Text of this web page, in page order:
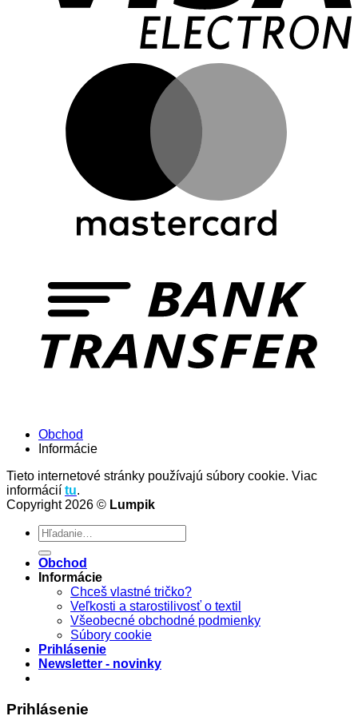
Obchod
Informácie
Tieto internetové stránky používajú súbory cookie. Viac
informácií tu.
Copyright 2026 © Lumpik
Hľadať:
Obchod
Informácie
Chceš vlastné tričko?
Veľkosti a starostilivosť o textil
Všeobecné obchodné podmienky
Súbory cookie
Prihlásenie
Newsletter - novinky
Prihlásenie